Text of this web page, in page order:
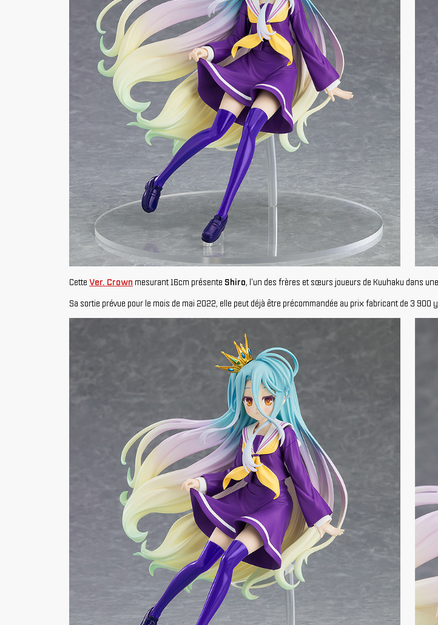
Cette Ver. Crown mesurant 16cm présente Shiro, l'un des frères et sœurs joueurs de Kuuhaku dans
Sa sortie prévue pour le mois de mai 2022, elle peut déjà être précommandée au prix fabricant de 3 900